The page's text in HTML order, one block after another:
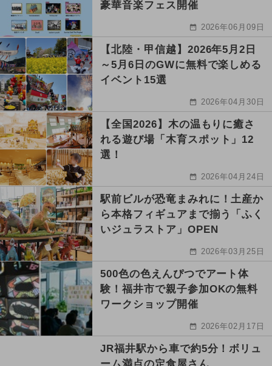
豪華音楽フェス開催
2026年06月09日
【北陸・甲信越】2026年5月2日
～5月6日のGWに無料で楽しめる
イベント15選
2026年04月30日
【全国2026】木の温もりに癒さ
れる遊び場「木育スポット」12
選！
2026年04月24日
駅前ビルが恐竜まみれに！土産か
ら本格フィギュアまで揃う「ふく
いジュラストア」OPEN
2026年03月25日
500色の色えんぴつでアート体
験！福井市で親子参加OKの無料
ワークショップ開催
2026年02月17日
JR福井駅から車で約5分！ボリュ